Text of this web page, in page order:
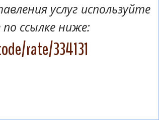
услуг используйте
ссылке ниже:
rate/334131